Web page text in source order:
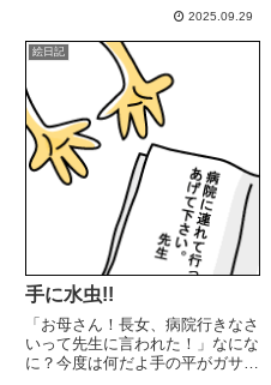
リフがずっと心に残っている。私
にとってそれは絵を描くことなん
だけど、そういうことに出会って
いること、気づけたこと、それっ
て...
2025.09.29
絵日記
手に水虫!!
「お母さん！長女、病院行きなさ
いって先生に言われた！」なにな
に？今度は何だよ手の平がガサガ